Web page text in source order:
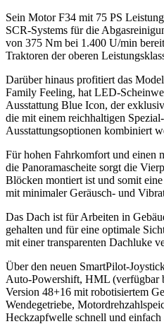
Sein Motor F34 mit 75 PS
SCR-Systems für die
von 375 Nm bei 1.400 U/min
Traktoren der oberen
Darüber hinaus profitiert das
Family Feeling, hat LED-
Ausstattung Blue Icon, der
die mit einem reichhaltigen
Ausstattungsoptionen kombiniert
Für hohen Fahrkomfort und einen
die Panoramascheite sorgt die
Blöcken montiert ist und somit
mit minimaler Geräusch- und
Das Dach ist für Arbeiten in
gehalten und für eine optimale
mit einer transparenten Dachluke
Über den neuen SmartPilot-
Auto-Powershift, HML (verfügbar
Version 48+16 mit robotisiertem
Wendegetriebe,
Heckzapfwelle schnell und einfach